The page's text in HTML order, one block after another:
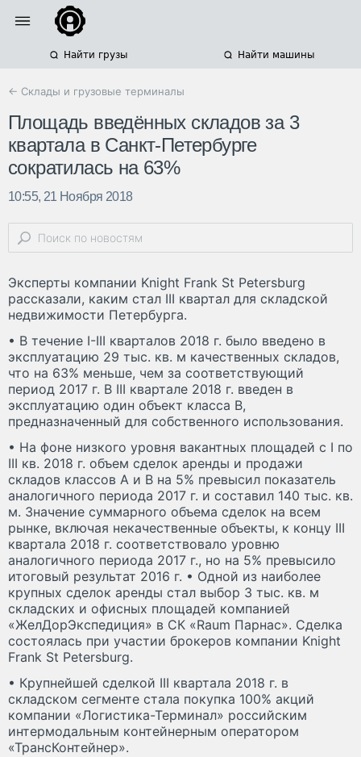
Найти грузы Найти машины
← Склады и грузовые терминалы
Площадь введённых складов за 3
квартала в Санкт-Петербурге
сократилась на 63%
10:55, 21 Ноября 2018
Эксперты компании Knight Frank St Petersburg
рассказали, каким стал III квартал для складской
недвижимости Петербурга.
• В течение I-III кварталов 2018 г. было введено в
эксплуатацию 29 тыс. кв. м качественных складов,
что на 63% меньше, чем за соответствующий
период 2017 г. В III квартале 2018 г. введен в
эксплуатацию один объект класса B,
предназначенный для собственного использования.
• На фоне низкого уровня вакантных площадей с I по
III кв. 2018 г. объем сделок аренды и продажи
складов классов А и В на 5% превысил показатель
аналогичного периода 2017 г. и составил 140 тыс. кв.
м. Значение суммарного объема сделок на всем
рынке, включая некачественные объекты, к концу III
квартала 2018 г. соответствовало уровню
аналогичного периода 2017 г., но на 5% превысило
итоговый результат 2016 г. • Одной из наиболее
крупных сделок аренды стал выбор 3 тыс. кв. м
складских и офисных площадей компанией
«ЖелДорЭкспедиция» в СК «Raum Парнас». Сделка
состоялась при участии брокеров компании Knight
Frank St Petersburg.
• Крупнейшей сделкой III квартала 2018 г. в
складском сегменте стала покупка 100% акций
компании «Логистика-Терминал» российским
интермодальным контейнерным оператором
«ТрансКонтейнер».